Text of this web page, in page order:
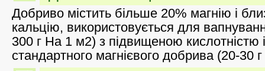
Добриво містить більше 20% магнію і
кальцію, використовується для
300 г На 1 м2) з підвищеною кислотністю і
стандартного магнієвого добрива (20-30